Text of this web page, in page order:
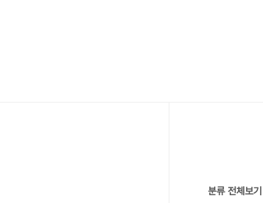
분류 전체보기